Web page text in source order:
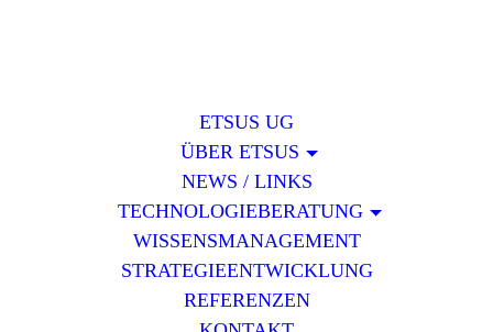
ETSUS UG
ÜBER ETSUS
NEWS / LINKS
TECHNOLOGIEBERATUNG
WISSENSMANAGEMENT
STRATEGIEENTWICKLUNG
REFERENZEN